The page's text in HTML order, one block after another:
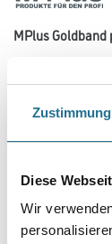
Zustimmung
Diese
Wir
MPlus
Klebeband für
Länge in Millimeter